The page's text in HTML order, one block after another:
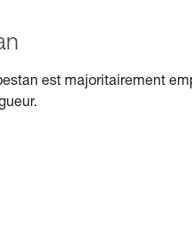
est majoritairement